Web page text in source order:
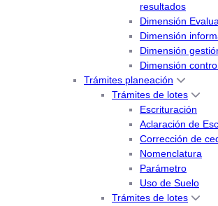
resultados
Dimensión
Dimensión
Dimensión
Dimensión
Trámites planeación
Trámites de lotes
Escrituración
Aclaración de
Corrección de
Nomenclatura
Parámetro
Uso de Suelo
Trámites de lotes